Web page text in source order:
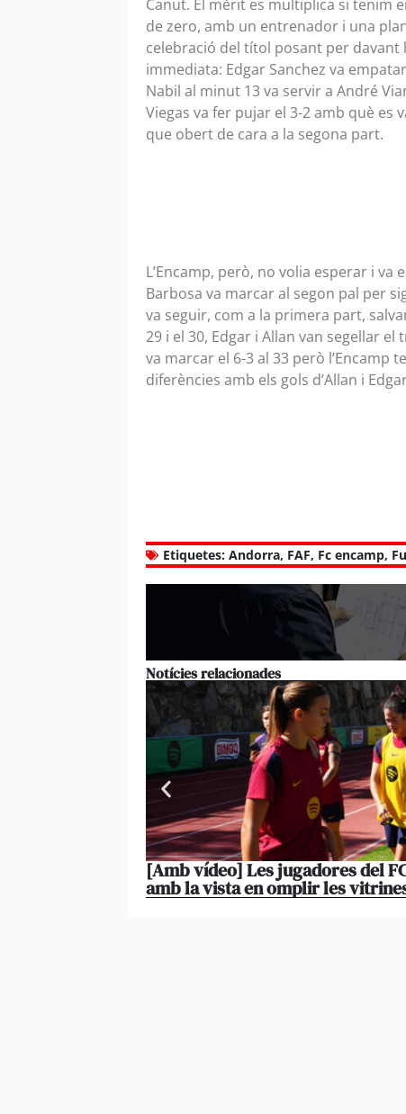
Canut. El mèrit es multiplica si tenim
de zero, amb un entrenador i una
celebració del títol posant per davant
immediata: Edgar Sanchez va
Nabil al minut 13 va servir a André
Viegas va fer pujar el 3-2 amb què es
que obert de cara a la segona part.
L’Encamp, però, no volia esperar i
Barbosa va marcar al segon pal per
va seguir, com a la primera part,
29 i el 30, Edgar i Allan van segellar
va marcar el 6-3 al 33 però
diferències amb els gols d’Allan i
Etiquetes: Andorra, FAF, Fc encamp,
Notícies relacionades
[Amb vídeo] Les jugadores del
amb la vista en omplir les